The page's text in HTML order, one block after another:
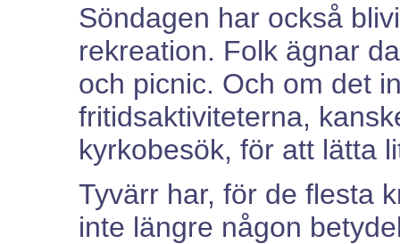
Söndagen har också
rekreation. Folk ägnar
och picnic. Och om det
fritidsaktiviteterna,
kyrkobesök, för att lätta
Tyvärr har, för de flesta
inte längre någon